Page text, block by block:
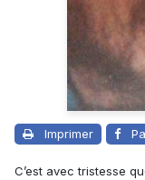
Imprimer
C’est avec tristesse